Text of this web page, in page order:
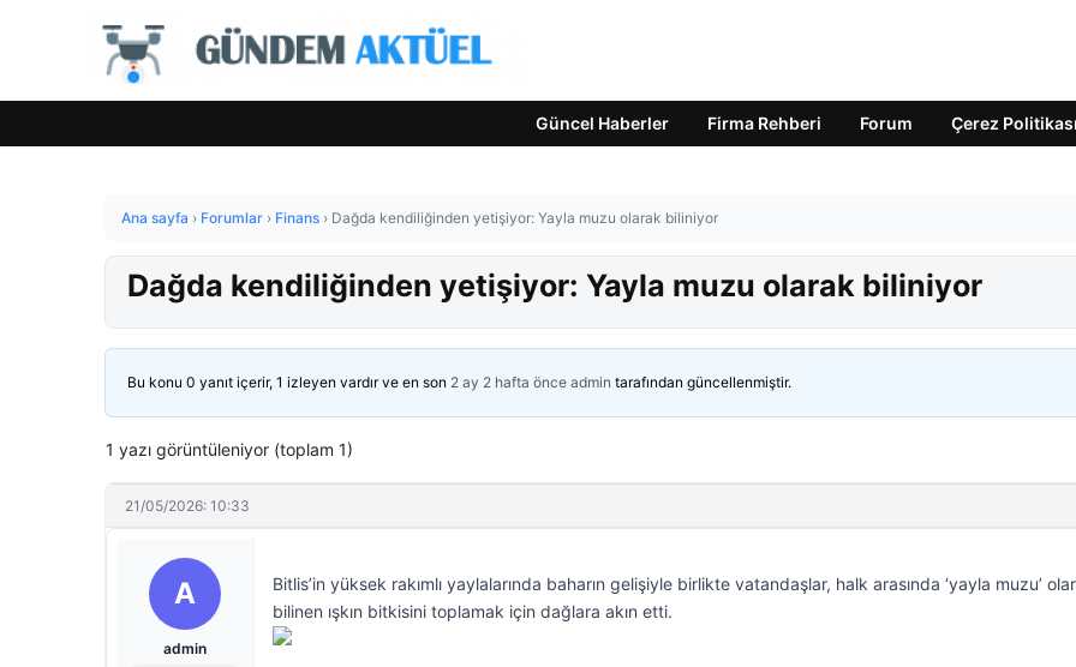
Güncel Haberler Firma Rehberi Forum Çerez Politikası
Ana sayfa › Forumlar › Finans › Dağda kendiliğinden yetişiyor: Yayla muzu olarak biliniyor
Dağda kendiliğinden yetişiyor: Yayla muzu olarak biliniyor
Bu konu 0 yanıt içerir, 1 izleyen vardır ve en son 2 ay 2 hafta önce admin tarafından güncellenmiştir.
1 yazı görüntüleniyor (toplam 1)
21/05/2026: 10:33
A
admin
Bitlis’in yüksek rakımlı yaylalarında baharın gelişiyle birlikte vatandaşlar, halk arasında ‘yayla muzu’
bilinen ışkın bitkisini toplamak için dağlara akın etti.